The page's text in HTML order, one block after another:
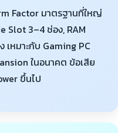
Factor มาตรฐานที่ใหญ่
Slot 3–4 ช่อง, RAM
เหมาะกับ Gaming PC
ในอนาคต ข้อเสีย
ขึ้นไป